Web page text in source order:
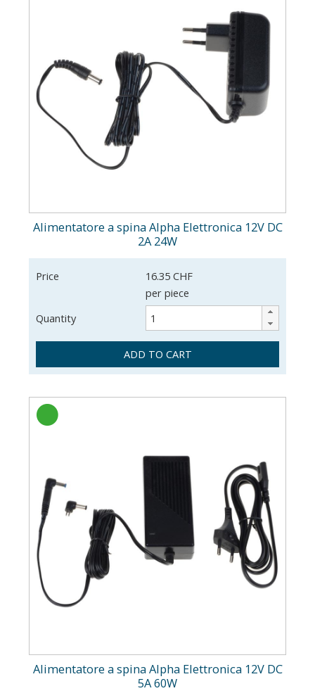
Alimentatore a spina Alpha Elettronica 12V DC
2A 24W
Price
16.35 CHF
per piece
Quantity
ADD TO CART
Alimentatore a spina Alpha Elettronica 12V DC
5A 60W